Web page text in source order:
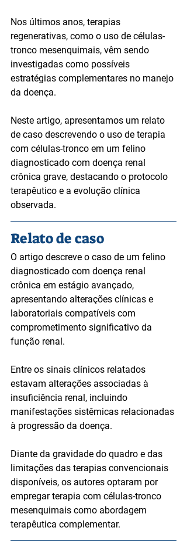
Nos últimos anos, terapias
regenerativas, como o uso de células-
tronco mesenquimais, vêm sendo
investigadas como possíveis
estratégias complementares no manejo
da doença.
Neste artigo, apresentamos um relato
de caso descrevendo o uso de terapia
com células-tronco em um felino
diagnosticado com doença renal
crônica grave, destacando o protocolo
terapêutico e a evolução clínica
observada.
Relato de caso
O artigo descreve o caso de um felino
diagnosticado com doença renal
crônica em estágio avançado,
apresentando alterações clínicas e
laboratoriais compatíveis com
comprometimento significativo da
função renal.
Entre os sinais clínicos relatados
estavam alterações associadas à
insuficiência renal, incluindo
manifestações sistêmicas relacionadas
à progressão da doença.
Diante da gravidade do quadro e das
limitações das terapias convencionais
disponíveis, os autores optaram por
empregar terapia com células-tronco
mesenquimais como abordagem
terapêutica complementar.